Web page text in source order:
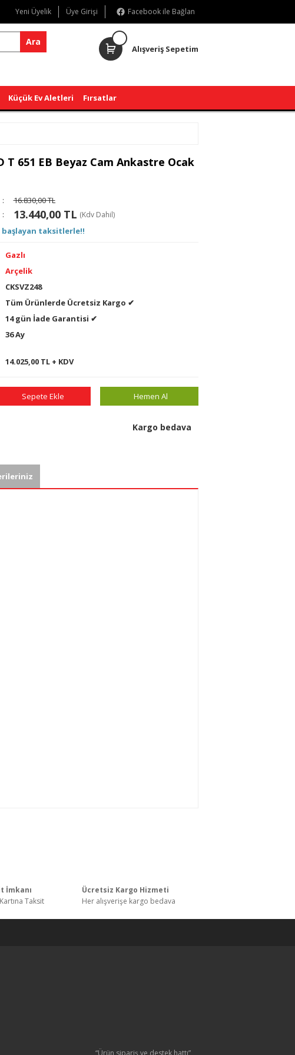
Yeni Üyelik Üye Girişi Facebook ile Bağlan
Ara
Alışveriş Sepetim
Küçük Ev Aletleri Fırsatlar
T 651 EB Beyaz Cam Ankastre Ocak
:
16.830,00 TL
: 13.440,00 TL (Kdv Dahil)
başlayan taksitlerle!!
Gazlı
Arçelik
CKSVZ248
Tüm Ürünlerde Ücretsiz Kargo ✔
14 gün İade Garantisi ✔
36 Ay
14.025,00 TL + KDV
Sepete Ekle Hemen Al
Kargo bedava
İmkanı
Taksit
Ücretsiz Kargo Hizmeti
Her alışverişe kargo bedava
“Ürün sipariş ve destek hattı”